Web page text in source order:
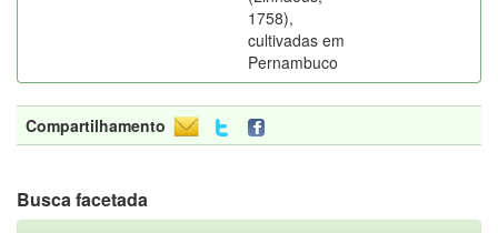
1758),
cultivadas em
Pernambuco
Compartilhamento
Busca facetada